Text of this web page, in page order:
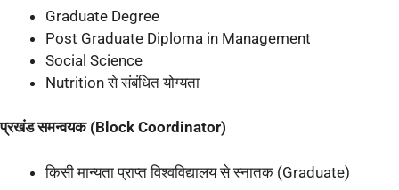
Graduate Degree
Post Graduate Diploma in Management
Social Science
Nutrition से संबंधित योग्यता
प्रखंड समन्वयक (Block Coordinator)
किसी मान्यता प्राप्त विश्वविद्यालय से स्नातक (Graduate)